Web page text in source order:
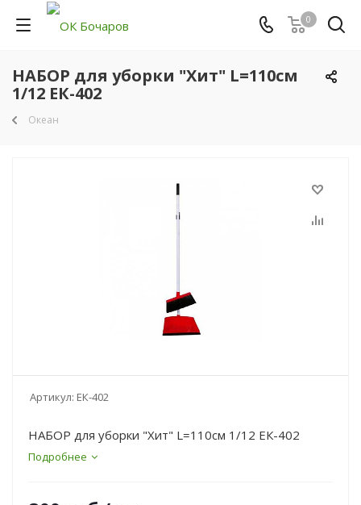
0
НАБОР для уборки "Хит" L=110см
1/12 ЕК-402
Океан
Артикул: ЕК-402
НАБОР для уборки "Хит" L=110см 1/12 ЕК-402
Подробнее